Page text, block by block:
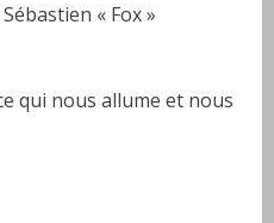
« Fox »
qui nous allume et nous